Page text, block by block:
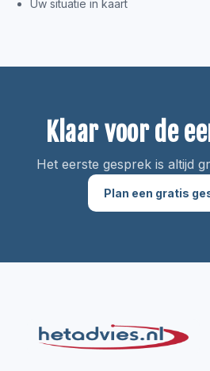
Uw situatie in kaart
Klaar voor de
Het eerste gesprek is altijd
Plan een gratis